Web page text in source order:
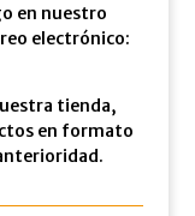
en nuestro
electrónico:
tienda,
en formato